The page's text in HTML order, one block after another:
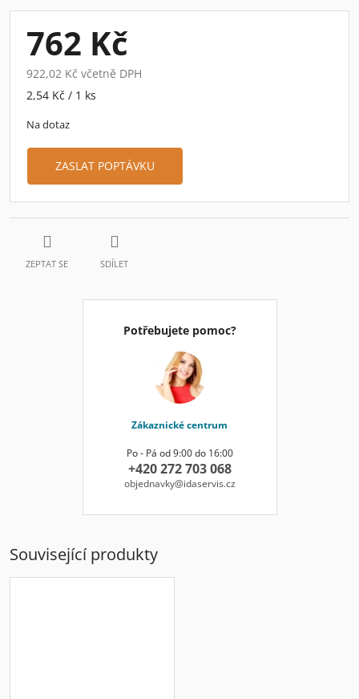
762 Kč
922,02 Kč včetně DPH
Měrná
2,54 Kč / 1 ks
Na dotaz
ZASLAT POPTÁVKU
ZEPTAT SE SDÍLET
Potřebujete pomoc?
Zákaznické centrum
Po - Pá od 9:00 do 16:00
+420 272 703 068
objednavky@idaservis.cz
Související produkty